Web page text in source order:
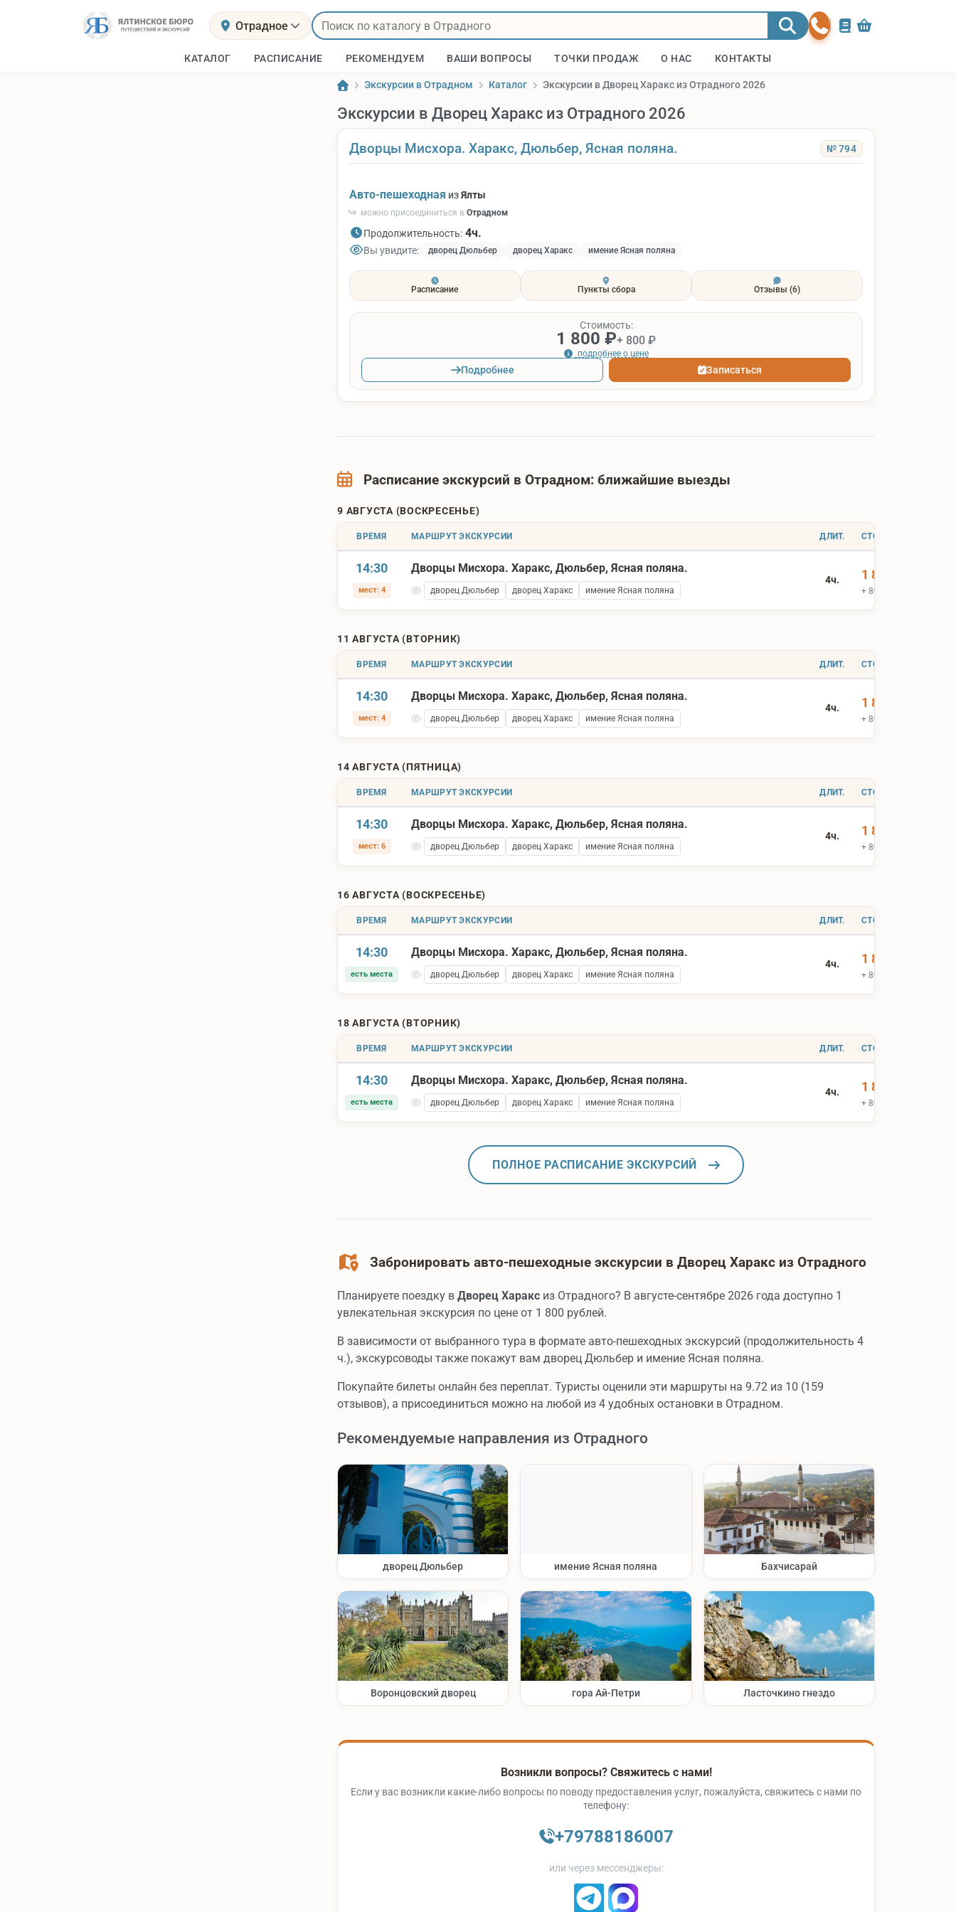
Отрадное
КАТАЛОГ РАСПИСАНИЕ РЕКОМЕНДУЕМ ВАШИ ВОПРОСЫ ТОЧКИ ПРОДАЖ О НАС КОНТАКТЫ
Экскурсии в Отрадном Каталог Экскурсии в Дворец Харакс из Отрадного 2026
Экскурсии в Дворец Харакс из Отрадного 2026
Дворцы Мисхора. Харакс, Дюльбер, Ясная поляна. № 794
Авто-пешеходная изЯлты
можно присоединиться в Отрадном
Продолжительность: 4ч.
Вы увидите: дворец Дюльбер дворец Харакс имение Ясная поляна
Расписание Пункты сбора Отзывы(6)
Стоимость:
1 800 ₽+ 800 ₽
подробнее о цене
Подробнее Записаться
Расписание экскурсий в Отрадном: ближайшие выезды
9 АВГУСТА (ВОСКРЕСЕНЬЕ)
ВРЕМЯ МАРШРУТ ЭКСКУРСИИ ДЛИТ. СТОИМОСТЬ
14:30
мест: 4
Дворцы Мисхора. Харакс, Дюльбер, Ясная поляна.
дворец Дюльбер дворец Харакс имение Ясная поляна
4ч. 1 800 ₽
+ 800 ₽ вх.билеты
11 АВГУСТА (ВТОРНИК)
ВРЕМЯ МАРШРУТ ЭКСКУРСИИ ДЛИТ. СТОИМОСТЬ
14:30
мест: 4
Дворцы Мисхора. Харакс, Дюльбер, Ясная поляна.
дворец Дюльбер дворец Харакс имение Ясная поляна
4ч. 1 800 ₽
+ 800 ₽ вх.билеты
14 АВГУСТА (ПЯТНИЦА)
ВРЕМЯ МАРШРУТ ЭКСКУРСИИ ДЛИТ. СТОИМОСТЬ
14:30
мест: 6
Дворцы Мисхора. Харакс, Дюльбер, Ясная поляна.
дворец Дюльбер дворец Харакс имение Ясная поляна
4ч. 1 800 ₽
+ 800 ₽ вх.билеты
16 АВГУСТА (ВОСКРЕСЕНЬЕ)
ВРЕМЯ МАРШРУТ ЭКСКУРСИИ ДЛИТ. СТОИМОСТЬ
14:30
есть места
Дворцы Мисхора. Харакс, Дюльбер, Ясная поляна.
дворец Дюльбер дворец Харакс имение Ясная поляна
4ч. 1 800 ₽
+ 800 ₽ вх.билеты
18 АВГУСТА (ВТОРНИК)
ВРЕМЯ МАРШРУТ ЭКСКУРСИИ ДЛИТ. СТОИМОСТЬ
14:30
есть места
Дворцы Мисхора. Харакс, Дюльбер, Ясная поляна.
дворец Дюльбер дворец Харакс имение Ясная поляна
4ч. 1 800 ₽
+ 800 ₽ вх.билеты
ПОЛНОЕ РАСПИСАНИЕ ЭКСКУРСИЙ
Забронировать авто-пешеходные экскурсии в Дворец Харакс из Отрадного
Планируете поездку в Дворец Харакс из Отрадного? В августе-сентябре 2026 года доступно 1
увлекательная экскурсия по цене от 1 800 рублей.
В зависимости от выбранного тура в формате авто-пешеходных экскурсий (продолжительность 4
ч.), экскурсоводы также покажут вам дворец Дюльбер и имение Ясная поляна.
Покупайте билеты онлайн без переплат. Туристы оценили эти маршруты на 9.72 из 10 (159
отзывов), а присоединиться можно на любой из 4 удобных остановки в Отрадном.
Рекомендуемые направления из Отрадного
дворец Дюльбер имение Ясная поляна Бахчисарай
Воронцовский дворец гора Ай-Петри Ласточкино гнездо
Возникли вопросы? Свяжитесь с нами!
Если у вас возникли какие-либо вопросы по поводу предоставления услуг, пожалуйста, свяжитесь с нами по
телефону:
+79788186007
или через мессенджеры: